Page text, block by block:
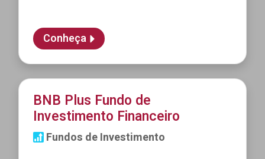
Conheça
BNB Plus Fundo de
Investimento Financeiro
Fundos de Investimento